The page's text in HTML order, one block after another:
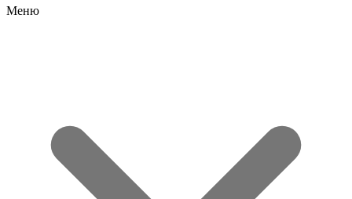
Меню